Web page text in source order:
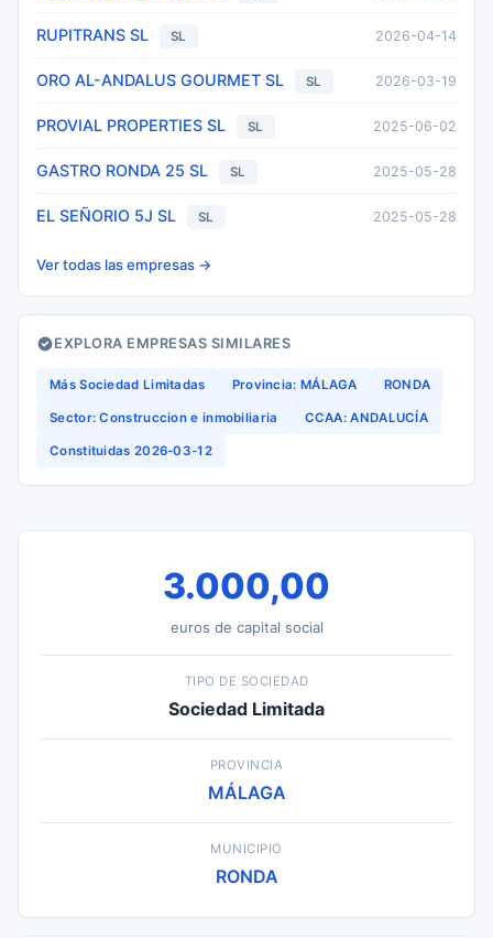
RUPITRANS SL SL 2026-04-14
ORO AL-ANDALUS GOURMET SL SL 2026-03-19
PROVIAL PROPERTIES SL SL 2025-06-02
GASTRO RONDA 25 SL SL 2025-05-28
EL SEÑORIO 5J SL SL 2025-05-28
Ver todas las empresas →
EXPLORA EMPRESAS SIMILARES
Más Sociedad Limitadas Provincia: MÁLAGA RONDA
Sector: Construccion e inmobiliaria CCAA: ANDALUCÍA
Constituidas 2026-03-12
3.000,00
euros de capital social
TIPO DE SOCIEDAD
Sociedad Limitada
PROVINCIA
MÁLAGA
MUNICIPIO
RONDA